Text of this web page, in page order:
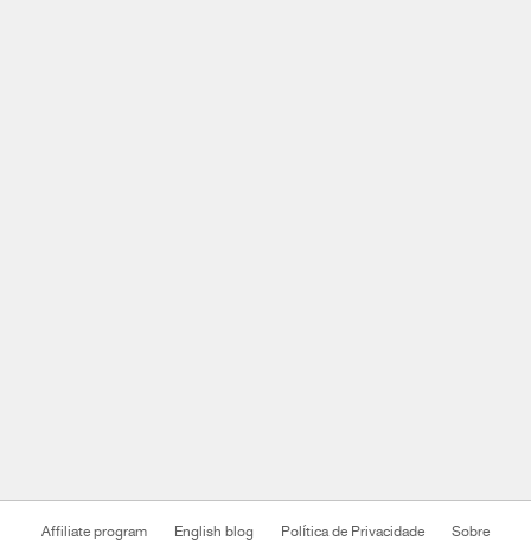
Affiliate program English blog Política de Privacidade Sobre